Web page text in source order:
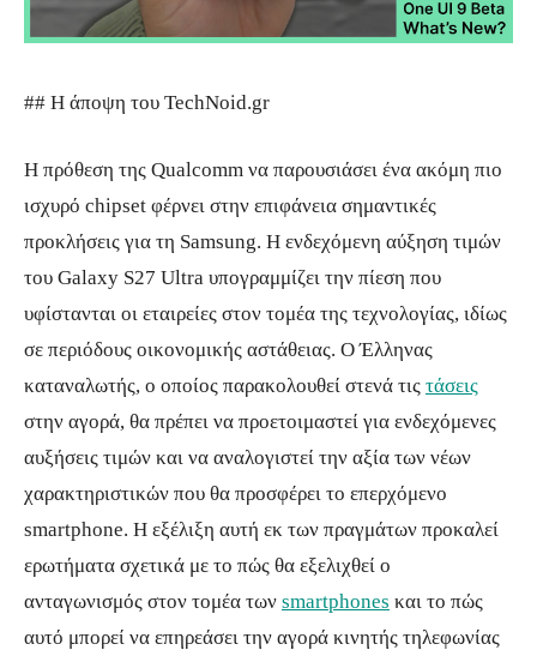
## Η άποψη του TechNoid.gr
Η πρόθεση της Qualcomm να παρουσιάσει ένα ακόμη πιο
ισχυρό chipset φέρνει στην επιφάνεια σημαντικές
προκλήσεις για τη Samsung. Η ενδεχόμενη αύξηση τιμών
του Galaxy S27 Ultra υπογραμμίζει την πίεση που
υφίστανται οι εταιρείες στον τομέα της τεχνολογίας, ιδίως
σε περιόδους οικονομικής αστάθειας. Ο Έλληνας
καταναλωτής, ο οποίος παρακολουθεί στενά τις τάσεις
στην αγορά, θα πρέπει να προετοιμαστεί για ενδεχόμενες
αυξήσεις τιμών και να αναλογιστεί την αξία των νέων
χαρακτηριστικών που θα προσφέρει το επερχόμενο
smartphone. Η εξέλιξη αυτή εκ των πραγμάτων προκαλεί
ερωτήματα σχετικά με το πώς θα εξελιχθεί ο
ανταγωνισμός στον τομέα των smartphones και το πώς
αυτό μπορεί να επηρεάσει την αγορά κινητής τηλεφωνίας